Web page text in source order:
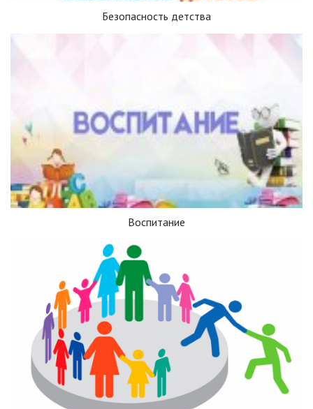
Безопасность детства
Воспитание